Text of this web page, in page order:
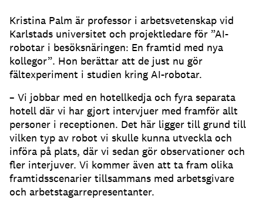
Kristina Palm är professor i arbetsvetenskap vid
Karlstads universitet och projektledare för ”AI-
robotar i besöksnäringen: En framtid med nya
kollegor”. Hon berättar att de just nu gör
fältexperiment i studien kring AI-robotar.
– Vi jobbar med en hotellkedja och fyra separata
hotell där vi har gjort intervjuer med framför allt
personer i receptionen. Det här ligger till grund till
vilken typ av robot vi skulle kunna utveckla och
införa på plats, där vi sedan gör observationer och
fler interjuver. Vi kommer även att ta fram olika
framtidsscenarier tillsammans med arbetsgivare
och arbetstagarrepresentanter.